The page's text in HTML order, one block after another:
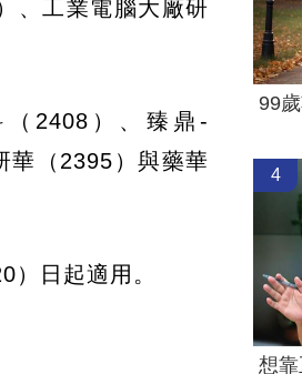
、工業電腦大廠研
2408）、臻鼎-
華（2395）與藥華
日起適用。
4